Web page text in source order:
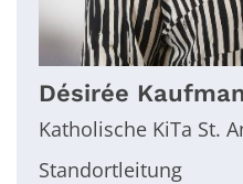
Désirée
Katholische KiTa St.
Standortleitung